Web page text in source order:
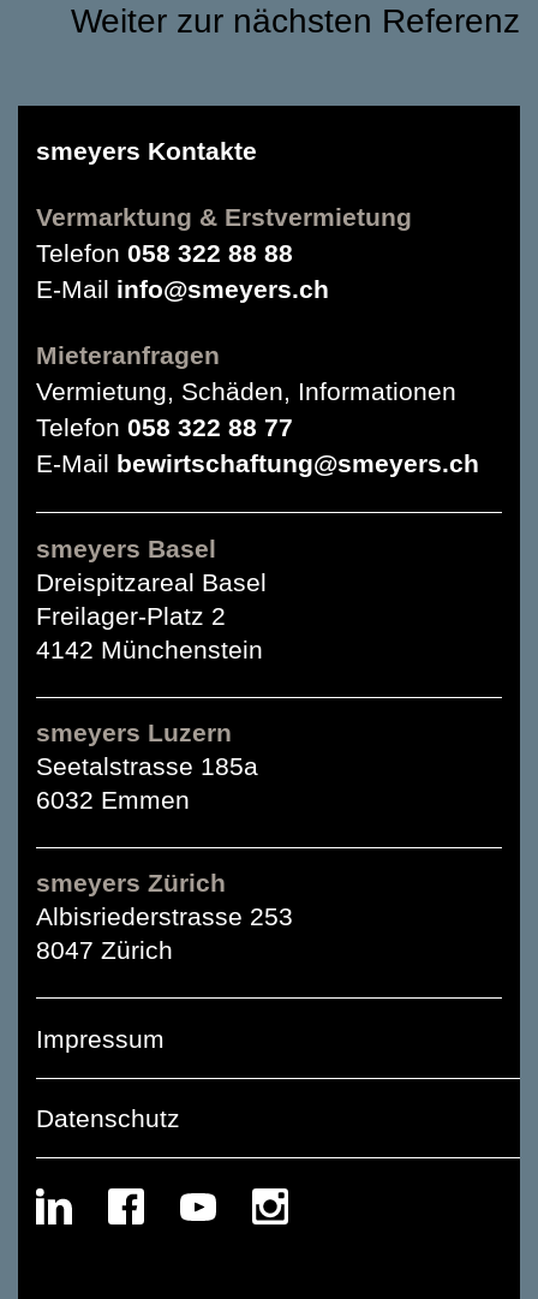
Weiter zur nächsten Referenz
smeyers Kontakte
Vermarktung & Erstvermietung
Telefon 058 322 88 88
E-Mail info@smeyers.ch
Mieteranfragen
Vermietung, Schäden, Informationen
Telefon 058 322 88 77
E-Mail bewirtschaftung@smeyers.ch
smeyers Basel
Dreispitzareal Basel
Freilager-Platz 2
4142 Münchenstein
smeyers Luzern
Seetalstrasse 185a
6032 Emmen
smeyers Zürich
Albisriederstrasse 253
8047 Zürich
Impressum
Datenschutz